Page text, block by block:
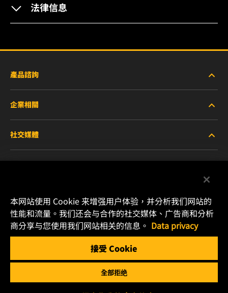
法律信息
產品諮詢
重型設備車輛
小客車與商用車
企業相關
關於WIX
聯絡我們
職涯發展
社交媒體
Instagram
YouTube
本网站使用 Cookie 来增强用户体验，并分析我们网站的
性能和流量。我们还会与合作的社交媒体、广告商和分析
商分享与您使用我们网站相关的信息。 Data privacy
接受 Cookie
全部拒绝